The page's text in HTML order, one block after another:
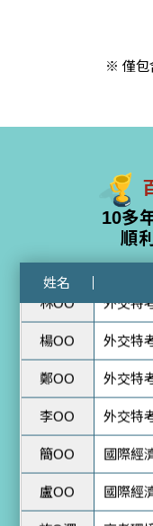
※ 僅包
10多
順
姓名
地特四
李OO 外交特
外交特
外交特
外交特
楊OO 外交特
鄭OO 外交特
李OO 外交特
簡OO 國際經
盧OO 國際經
施O澤 高考環
張O維 高考環